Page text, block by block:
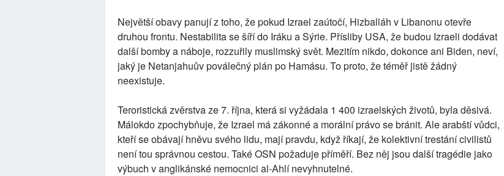
Největší obavy panují z toho, že pokud Izrael zaútočí, Hizballáh v Libanonu otevře
druhou frontu. Nestabilita se šíří do Iráku a Sýrie. Přísliby USA, že budou Izraeli dodávat
další bomby a náboje, rozzuřily muslimský svět. Mezitím nikdo, dokonce ani Biden, neví,
jaký je Netanjahuův poválečný plán po Hamásu. To proto, že téměř jistě žádný
neexistuje.
Teroristická zvěrstva ze 7. října, která si vyžádala 1 400 izraelských životů, byla děsivá.
Málokdo zpochybňuje, že Izrael má zákonné a morální právo se bránit. Ale arabští vůdci,
kteří se obávají hněvu svého lidu, mají pravdu, když říkají, že kolektivní trestání civilistů
není tou správnou cestou. Také OSN požaduje příměří. Bez něj jsou další tragédie jako
výbuch v anglikánské nemocnici al-Ahlí nevyhnutelné.